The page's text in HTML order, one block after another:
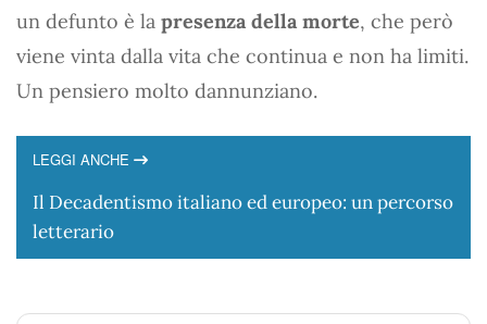
un defunto è la presenza della morte, che però
viene vinta dalla vita che continua e non ha limiti.
Un pensiero molto dannunziano.
LEGGI ANCHE
Il Decadentismo italiano ed europeo: un percorso
letterario